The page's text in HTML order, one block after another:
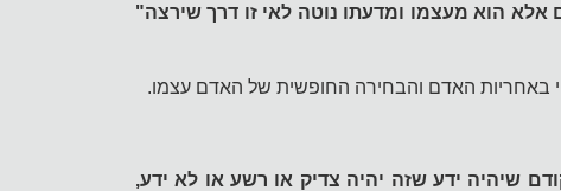
אלא הוא מעצמו ומדעתו נוטה לאי זו דרך שירצה"
באחריות האדם והבחירה החופשית של האדם עצמו.
שיהיה ידע שזה יהיה צדיק או רשע או לא ידע,